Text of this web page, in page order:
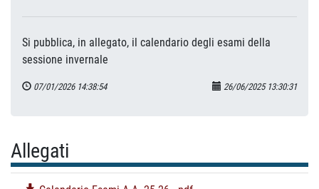
Si pubblica, in allegato, il calendario degli esami della
sessione invernale
07/01/2026 14:38:54 26/06/2025 13:30:31
Allegati